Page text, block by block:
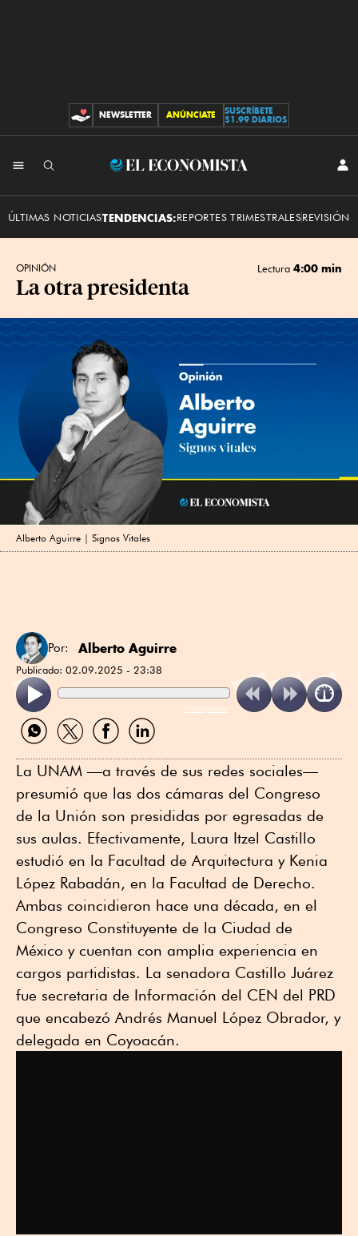
CONTRIBUCIONES
NEWSLETTER ANÚNCIATE
SUSCRÍBETE
$1.99 DIARIOS
El
ÚLTIMAS NOTICIASTENDENCIAS:REPORTES TRIMESTRALESREVISIÓN
OPINIÓN Lectura 4:00 min
La otra presidenta
Alberto Aguirre | Signos Vitales
Por: Alberto Aguirre
Publicado: 02.09.2025 - 23:38
ReadSpeaker
Compartir
por
Compartir
por
Compartir
por
Compartir
por
La UNAM —a través de sus redes sociales—
presumió que las dos cámaras del Congreso
de la Unión son presididas por egresadas de
sus aulas. Efectivamente, Laura Itzel Castillo
estudió en la Facultad de Arquitectura y Kenia
López Rabadán, en la Facultad de Derecho.
Ambas coincidieron hace una década, en el
Congreso Constituyente de la Ciudad de
México y cuentan con amplia experiencia en
cargos partidistas. La senadora Castillo Juárez
fue secretaria de Información del CEN del PRD
que encabezó Andrés Manuel López Obrador, y
delegada en Coyoacán.